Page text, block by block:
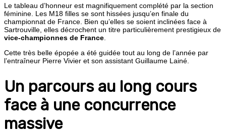
Le tableau d’honneur est magnifiquement complété par la section
féminine. Les M18 filles se sont hissées jusqu’en finale du
championnat de France. Bien qu’elles se soient inclinées face à
Sartrouville, elles décrochent un titre particulièrement prestigieux de
vice-championnes de France
Cette très belle épopée a été guidée tout au long de l’année par
l’entraîneur Pierre Vivier et son assistant Guillaume Lainé.
Un parcours au long cours
face à une concurrence
massive